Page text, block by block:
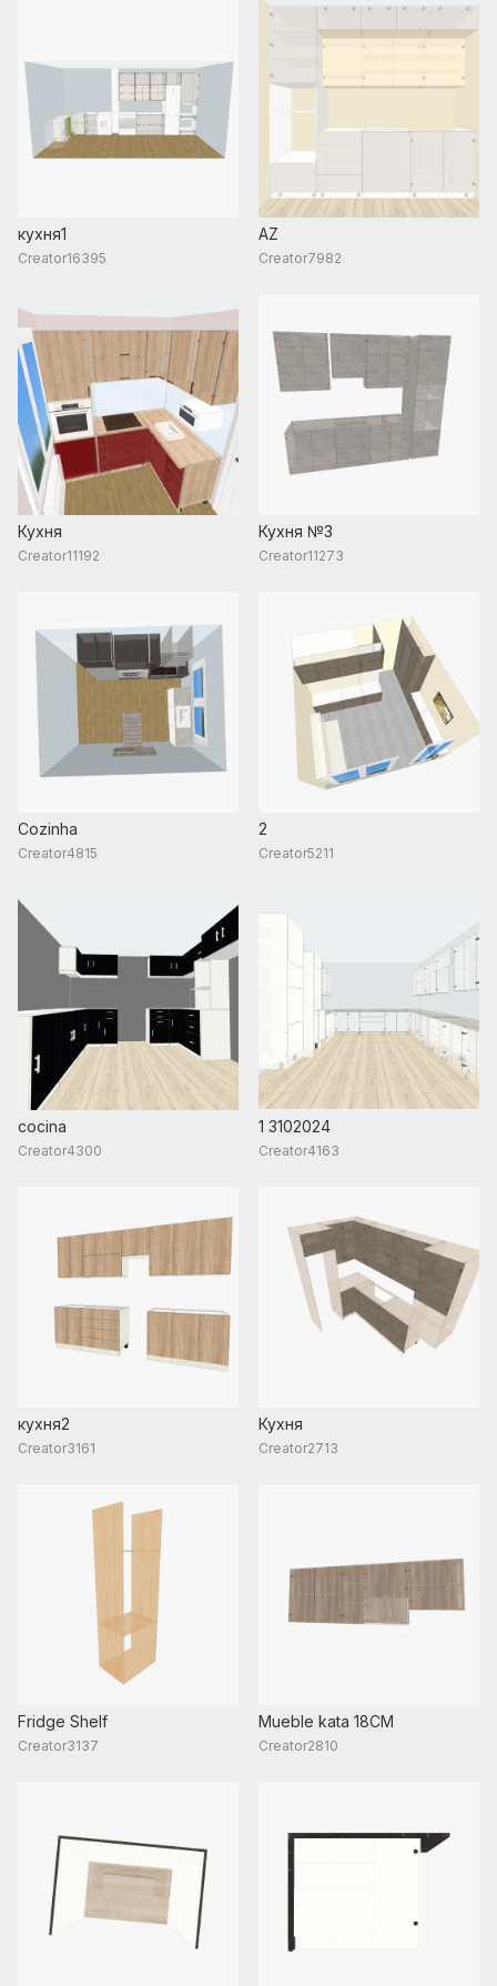
кухня1
Creator16395
AZ
Creator7982
Кухня
Creator11192
Кухня №3
Creator11273
Cozinha
Creator4815
2
Creator5211
cocina
Creator4300
1 3102024
Creator4163
кухня2
Creator3161
Кухня
Creator2713
Fridge Shelf
Creator3137
Mueble kata 18CM
Creator2810